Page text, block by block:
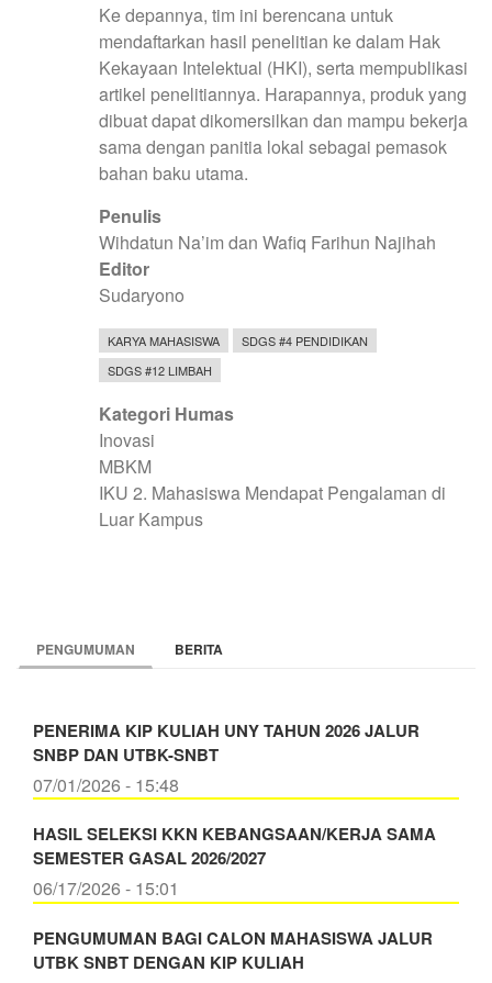
Ke depannya, tim ini berencana untuk
mendaftarkan hasil penelitian ke dalam Hak
Kekayaan Intelektual (HKI), serta mempublikasi
artikel penelitiannya. Harapannya, produk yang
dibuat dapat dikomersilkan dan mampu bekerja
sama dengan panitia lokal sebagai pemasok
bahan baku utama.
Penulis
Wihdatun Na’im dan Wafiq Farihun Najihah
Editor
Sudaryono
KARYA MAHASISWA
SDGS #4 PENDIDIKAN
SDGS #12 LIMBAH
Kategori Humas
Inovasi
MBKM
IKU 2. Mahasiswa Mendapat Pengalaman di
Luar Kampus
PENGUMUMAN BERITA
PENERIMA KIP KULIAH UNY TAHUN 2026 JALUR
SNBP DAN UTBK-SNBT
07/01/2026 - 15:48
HASIL SELEKSI KKN KEBANGSAAN/KERJA SAMA
SEMESTER GASAL 2026/2027
06/17/2026 - 15:01
PENGUMUMAN BAGI CALON MAHASISWA JALUR
UTBK SNBT DENGAN KIP KULIAH